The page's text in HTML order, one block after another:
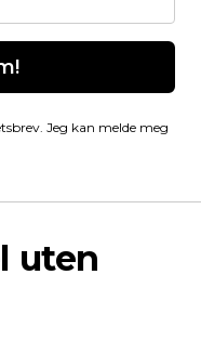
Jeg kan melde meg
uten